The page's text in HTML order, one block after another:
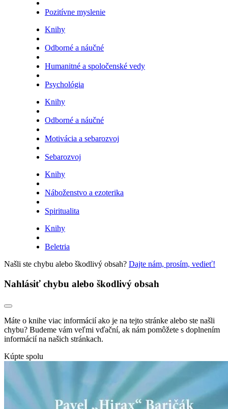
Pozitívne myslenie
Knihy
Odborné a náučné
Humanitné a spoločenské vedy
Psychológia
Knihy
Odborné a náučné
Motivácia a sebarozvoj
Sebarozvoj
Knihy
Náboženstvo a ezoterika
Spiritualita
Knihy
Beletria
Našli ste chybu alebo škodlivý obsah? Dajte nám, prosím, vedieť!
Nahlásiť chybu alebo škodlivý obsah
Máte o knihe viac informácií ako je na tejto stránke alebo ste našli
chybu? Budeme vám veľmi vďační, ak nám pomôžete s doplnením
informácií na našich stránkach.
Kúpte spolu